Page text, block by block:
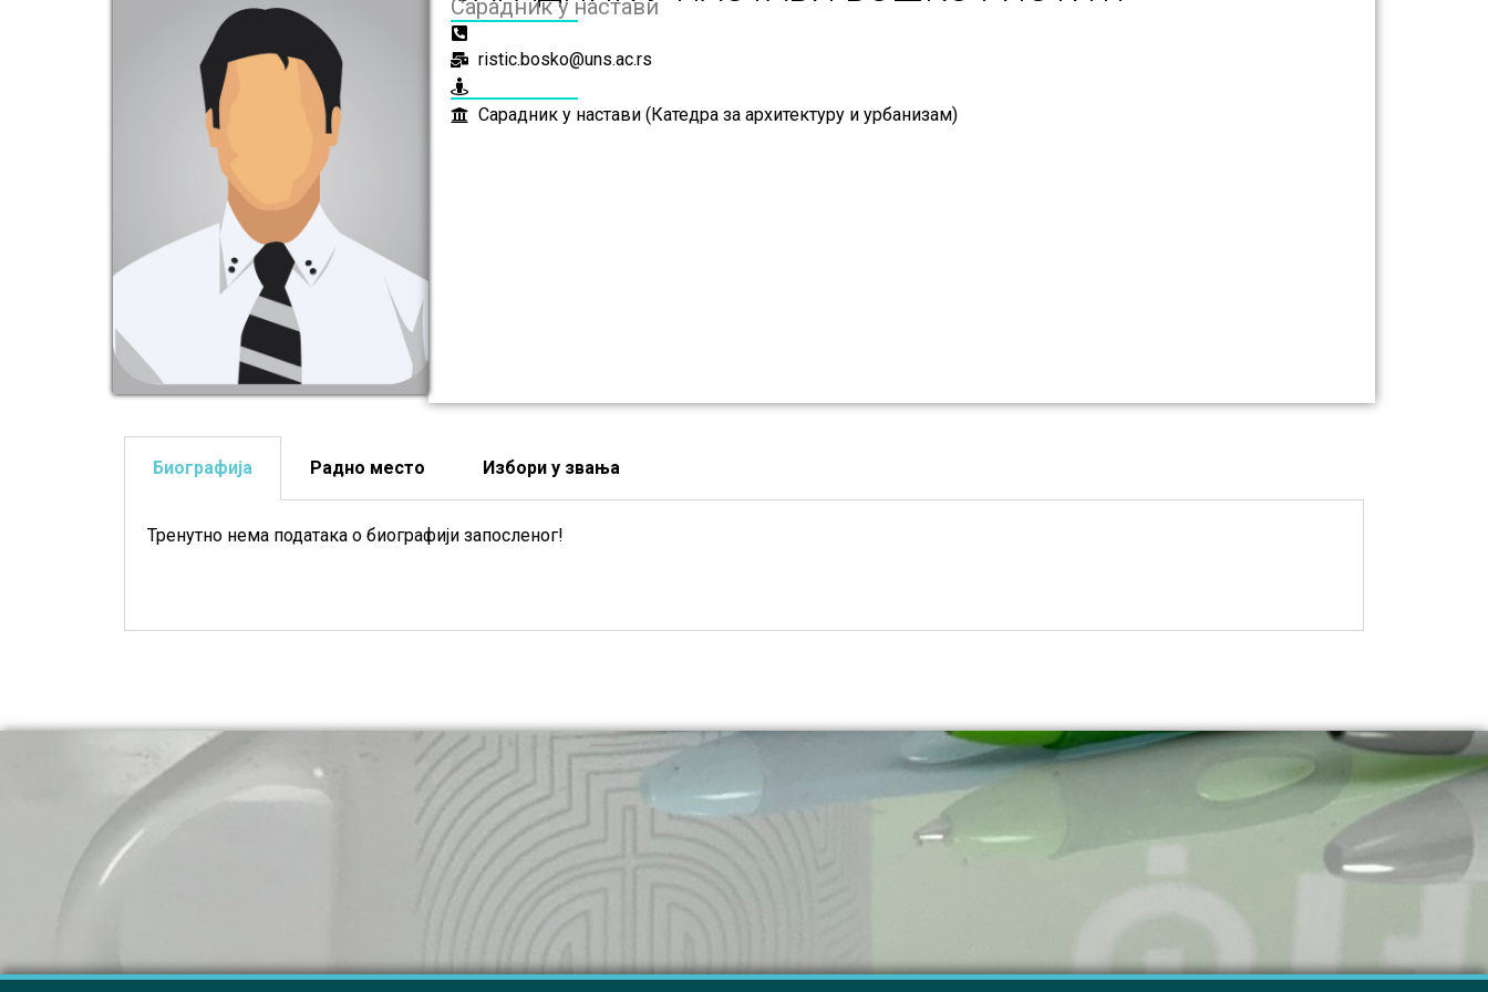
Сарадник у настави
ristic.bosko@uns.ac.rs
Сарадник у настави (Катедра за архитектуру и урбанизам)
Биографија Радно место Избори у звања
Тренутно нема података о биографији запосленог!